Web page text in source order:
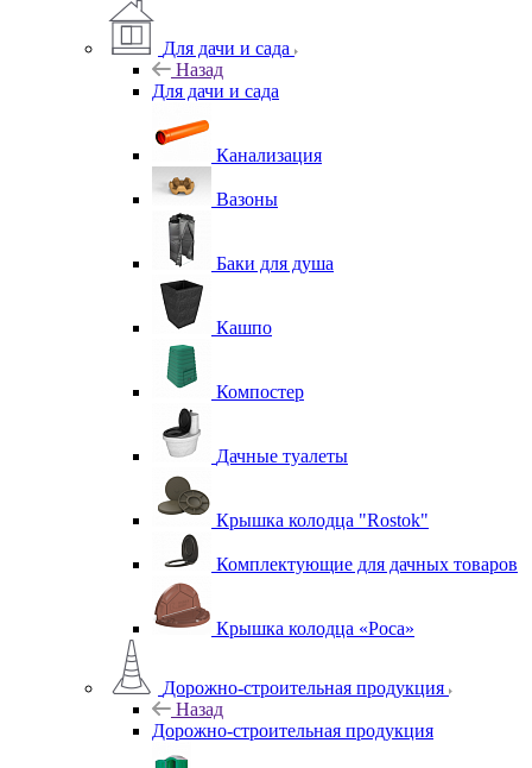
Для дачи и сада
Назад
Для дачи и сада
Канализация
Вазоны
Баки для душа
Кашпо
Компостер
Дачные туалеты
Крышка колодца "Rostok"
Комплектующие для дачных товаров
Крышка колодца «Роса»
Дорожно-строительная продукция
Назад
Дорожно-строительная продукция